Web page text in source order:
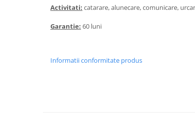
Cosuri de gunoi
Foisoare si pergole
Activitati: catarare, alunecare, comunicare,
Garantie: 60 luni
Informatii conformitate produs